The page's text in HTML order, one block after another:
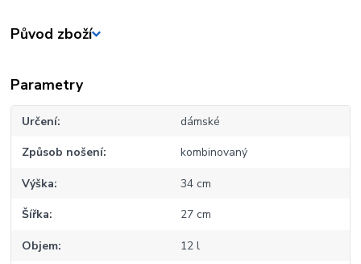
Původ zboží
Parametry
Určení dámské
Způsob nošení kombinovaný
Výška 34 cm
Šířka 27 cm
Objem 12 l